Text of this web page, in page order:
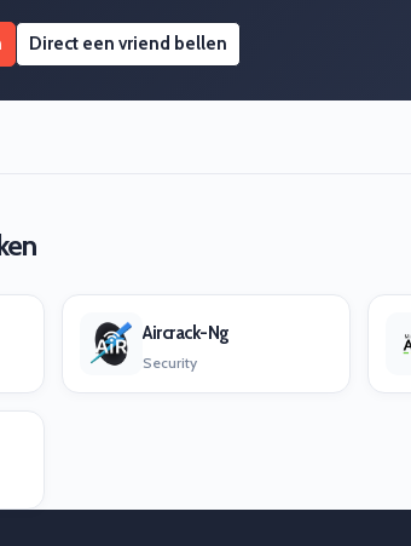
Direct een vriend bellen
Aircrack-Ng
Security